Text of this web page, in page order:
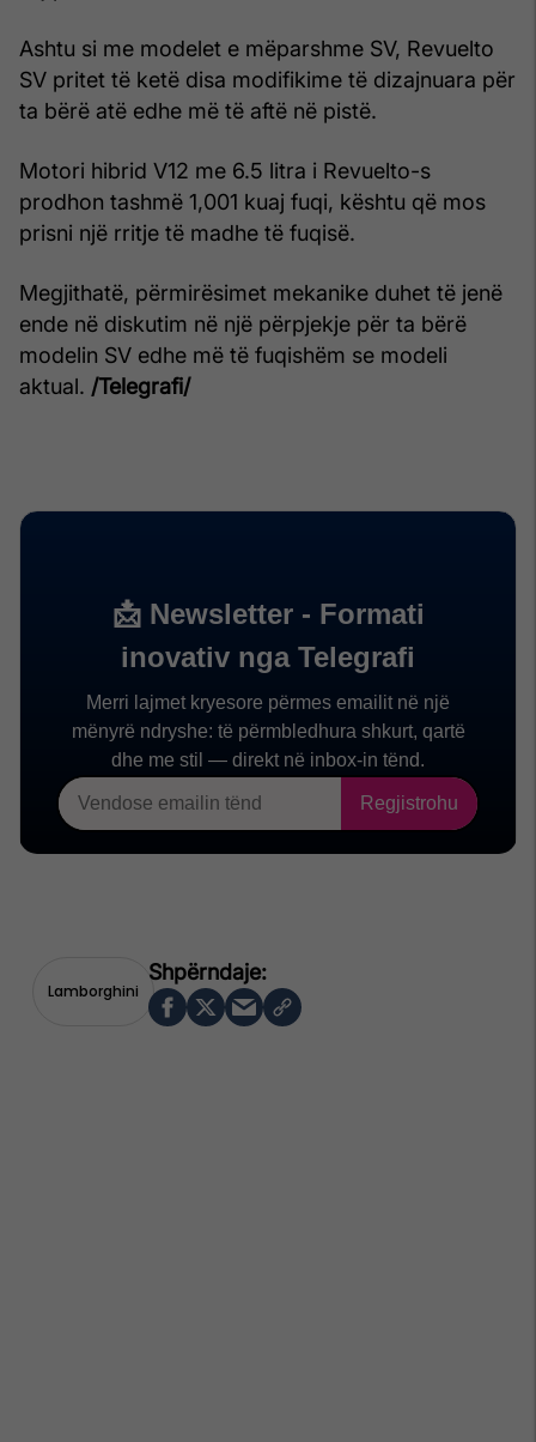
Ashtu si me modelet e mëparshme SV, Revuelto
SV pritet të ketë disa modifikime të dizajnuara për
ta bërë atë edhe më të aftë në pistë.
Motori hibrid V12 me 6.5 litra i Revuelto-s
prodhon tashmë 1,001 kuaj fuqi, kështu që mos
prisni një rritje të madhe të fuqisë.
Megjithatë, përmirësimet mekanike duhet të jenë
ende në diskutim në një përpjekje për ta bërë
modelin SV edhe më të fuqishëm se modeli
aktual. /Telegrafi/
Lamborghini